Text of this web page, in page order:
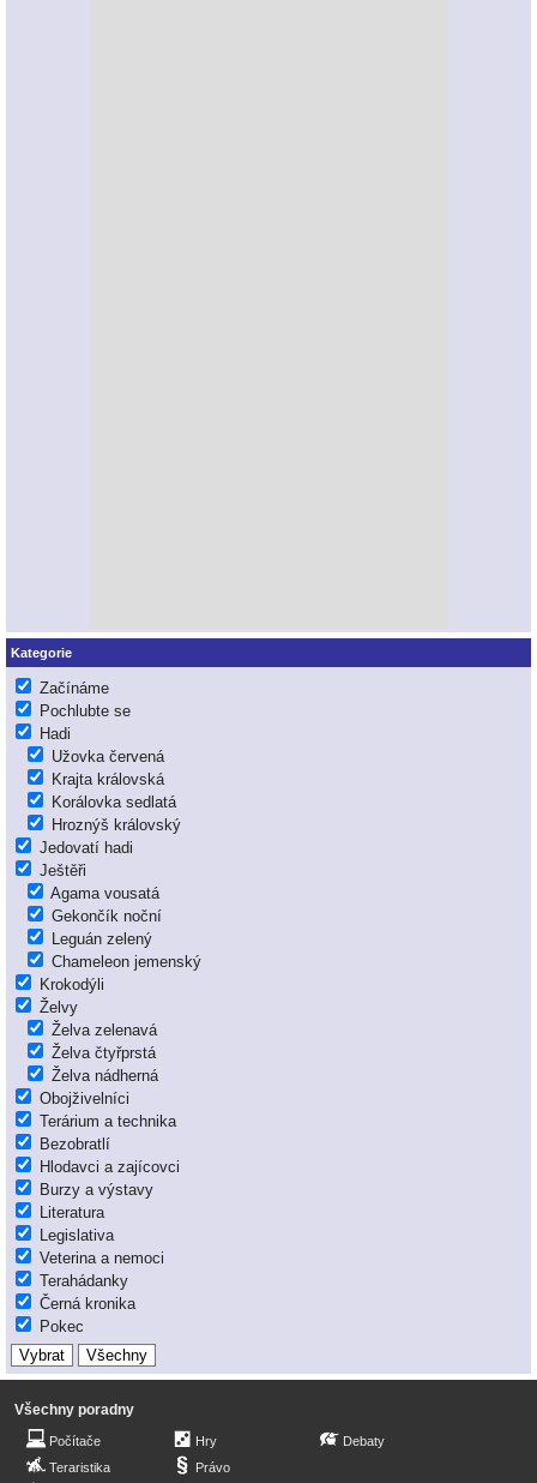
Kategorie
Začínáme
Pochlubte se
Hadi
Užovka červená
Krajta královská
Korálovka sedlatá
Hroznýš královský
Jedovatí hadi
Ještěři
Agama vousatá
Gekončík noční
Leguán zelený
Chameleon jemenský
Krokodýli
Želvy
Želva zelenavá
Želva čtyřprstá
Želva nádherná
Obojživelníci
Terárium a technika
Bezobratlí
Hlodavci a zajícovci
Burzy a výstavy
Literatura
Legislativa
Veterina a nemoci
Terahádanky
Černá kronika
Pokec
Všechny poradny
Počítače
Teraristika
Hry
Právo
Debaty